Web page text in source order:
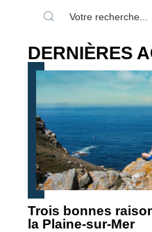
DERNIÈRES
Trois bonnes
la Plaine-sur-Mer